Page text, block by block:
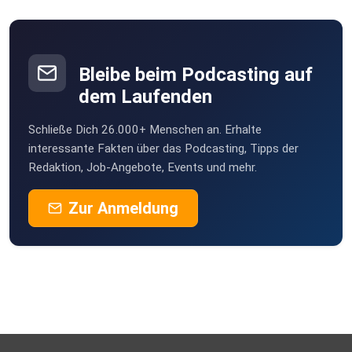
Bleibe beim Podcasting auf
dem Laufenden
Schließe Dich 26.000+ Menschen an. Erhalte
interessante Fakten über das Podcasting, Tipps der
Redaktion, Job-Angebote, Events und mehr.
Zur Anmeldung